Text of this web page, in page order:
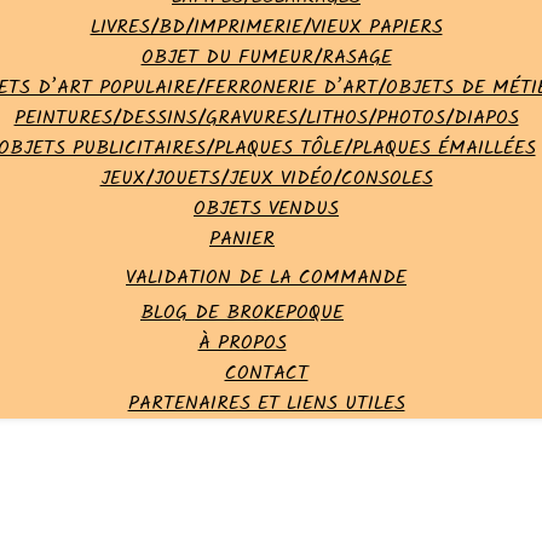
LIVRES/BD/IMPRIMERIE/VIEUX PAPIERS
OBJET DU FUMEUR/RASAGE
D’ART POPULAIRE/FERRONERIE D’ART/OBJETS DE
PEINTURES/DESSINS/GRAVURES/LITHOS/PHOTOS/DIAPOS
PUBLICITAIRES/PLAQUES TÔLE/PLAQUES ÉMAILLÉES
JEUX/JOUETS/JEUX VIDÉO/CONSOLES
OBJETS VENDUS
PANIER
VALIDATION DE LA COMMANDE
BLOG DE BROKEPOQUE
À PROPOS
CONTACT
PARTENAIRES ET LIENS UTILES